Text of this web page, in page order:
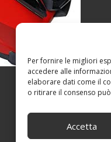
Per fornire le migliori
accedere alle
elaborare dati come il
o ritirare il consenso
Accetta